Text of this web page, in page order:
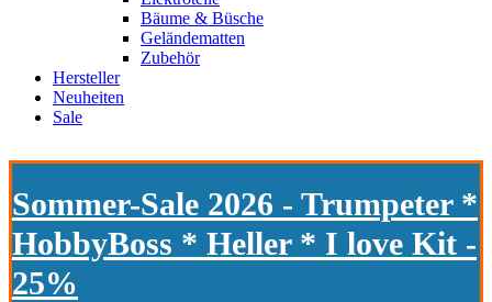
Bäume & Büsche
Geländematten
Zubehör
Hersteller
Neuheiten
Sale
Sommer-Sale 2026 - Trumpeter *
HobbyBoss * Heller * I love Kit -
25%